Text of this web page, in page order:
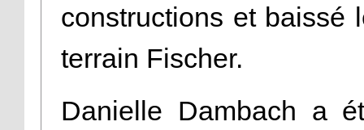
constructions et baissé
terrain Fischer.
Danielle Dambach a